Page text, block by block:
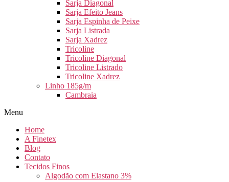
Sarja Diagonal
Sarja Efeito Jeans
Sarja Espinha de Peixe
Sarja Listrada
Sarja Xadrez
Tricoline
Tricoline Diagonal
Tricoline Listrado
Tricoline Xadrez
Linho 185g/m
Cambraia
Menu
Home
A Finetex
Blog
Contato
Tecidos Finos
Algodão com Elastano 3%